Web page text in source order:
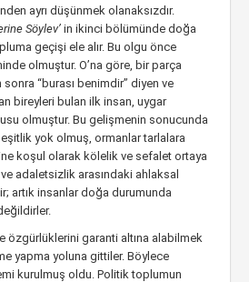
ayrı düşünmek olanaksızdır.
Söylev’ in ikinci bölümünde doğa
geçişi ele alır. Bu olgu önce
olmuştur. O’na göre, bir parça
“burası benimdir” diyen ve
bireyleri bulan ilk insan, uygar
olmuştur. Bu gelişmenin sonucunda
eşitlik yok olmuş, ormanlar tarlalara
koşul olarak kölelik ve sefalet ortaya
ve adaletsizlik arasındaki ahlaksal
artık insanlar doğa durumunda
özgürlüklerini garanti altına alabilmek
yapma yoluna gittiler. Böylece
kurulmuş oldu. Politik toplumun